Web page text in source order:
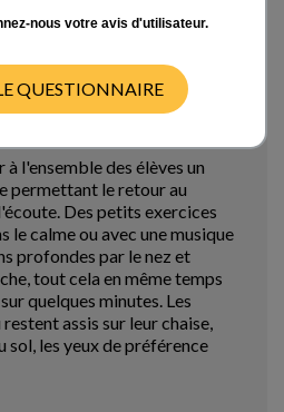
l'ensemble des élèves un
permettant le retour au
Des petits exercices
le calme ou avec une musique
profondes par le nez et
tout cela en même temps
quelques minutes. Les
assis sur leur chaise,
sol, les yeux de préférence
nous votre avis d'utilisateur.
QUESTIONNAIRE